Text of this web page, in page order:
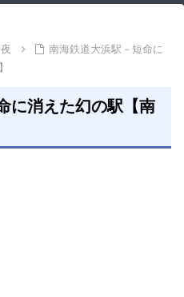
南海鉄道大浜駅－短命に
に消えた幻の駅【南